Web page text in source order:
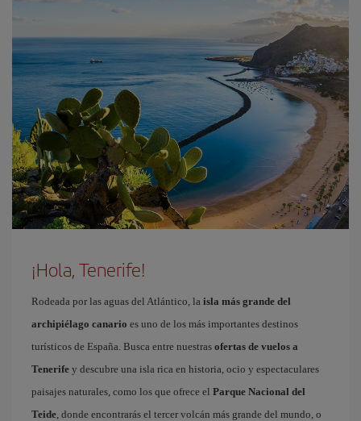
¡Hola, Tenerife!
Rodeada por las aguas del Atlántico, la isla más grande del
archipiélago canario es uno de los más importantes destinos
turísticos de España. Busca entre nuestras ofertas de vuelos a
Tenerife y descubre una isla rica en historia, ocio y espectaculares
paisajes naturales, como los que ofrece el Parque Nacional del
Teide, donde encontrarás el tercer volcán más grande del mundo, o